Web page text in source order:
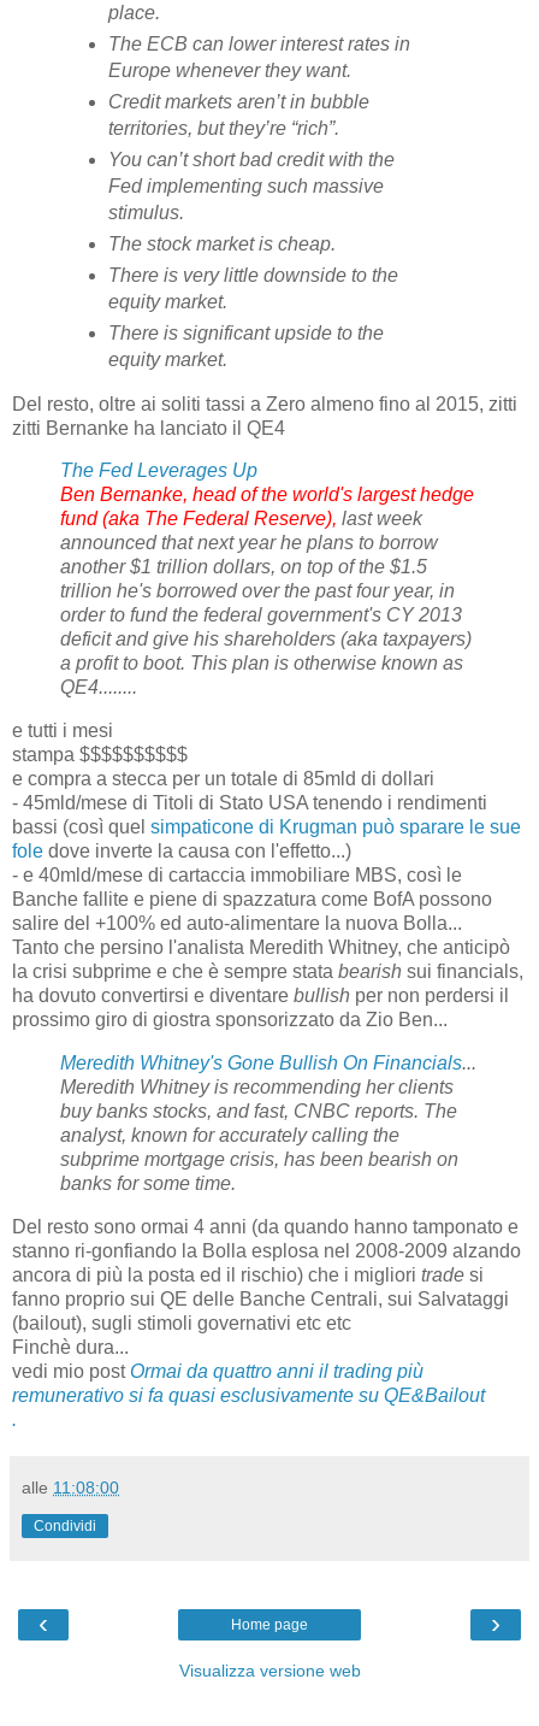
place.
The ECB can lower interest rates in
Europe whenever they want.
Credit markets aren’t in bubble
territories, but they’re “rich”.
You can’t short bad credit with the
Fed implementing such massive
stimulus.
The stock market is cheap.
There is very little downside to the
equity market.
There is significant upside to the
equity market.
Del resto, oltre ai soliti tassi a Zero almeno fino al 2015, zitti
zitti Bernanke ha lanciato il QE4
The Fed Leverages Up
Ben Bernanke, head of the world's largest hedge
fund (aka The Federal Reserve), last week
announced that next year he plans to borrow
another $1 trillion dollars, on top of the $1.5
trillion he's borrowed over the past four year, in
order to fund the federal government's CY 2013
deficit and give his shareholders (aka taxpayers)
a profit to boot. This plan is otherwise known as
QE4........
e tutti i mesi
stampa $$$$$$$$$$
e compra a stecca per un totale di 85mld di dollari
- 45mld/mese di Titoli di Stato USA tenendo i rendimenti
bassi (così quel simpaticone di Krugman può sparare le sue
fole dove inverte la causa con l'effetto...)
- e 40mld/mese di cartaccia immobiliare MBS, così le
Banche fallite e piene di spazzatura come BofA possono
salire del +100% ed auto-alimentare la nuova Bolla...
Tanto che persino l'analista Meredith Whitney, che anticipò
la crisi subprime e che è sempre stata bearish sui financials,
ha dovuto convertirsi e diventare bullish per non perdersi il
prossimo giro di giostra sponsorizzato da Zio Ben...
Meredith Whitney's Gone Bullish On Financials...
Meredith Whitney is recommending her clients
buy banks stocks, and fast, CNBC reports. The
analyst, known for accurately calling the
subprime mortgage crisis, has been bearish on
banks for some time.
Del resto sono ormai 4 anni (da quando hanno tamponato e
stanno ri-gonfiando la Bolla esplosa nel 2008-2009 alzando
ancora di più la posta ed il rischio) che i migliori trade si
fanno proprio sui QE delle Banche Centrali, sui Salvataggi
(bailout), sugli stimoli governativi etc etc
Finchè dura...
vedi mio post Ormai da quattro anni il trading più
remunerativo si fa quasi esclusivamente su QE&Bailout
.
alle 11:08:00
Condividi
‹ ›
Home page
Visualizza versione web